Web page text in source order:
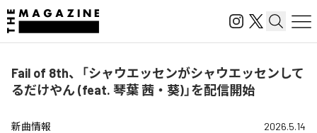
Fail of 8th、「シャウエッセンがシャウエッセンして
るだけやん (feat. 琴葉 茜・葵)」を配信開始
新曲情報 2026.5.14